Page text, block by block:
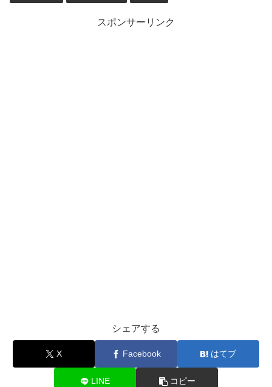
スポンサーリンク
シェアする
X Facebook はてブ
LINE コピー